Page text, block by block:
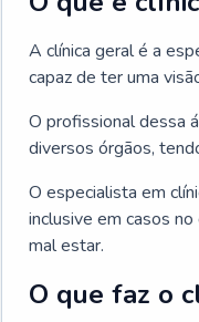
A clínica geral é a
capaz de ter uma
O profissional dessa
diversos órgãos,
O especialista em
inclusive em casos
mal estar.
O que faz o